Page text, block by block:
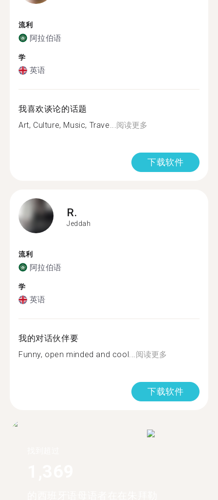
流利
阿拉伯语
学
英语
我喜欢谈论的话题
Art, Culture, Music, Trave...阅读更多
下载软件
R.
Jeddah
流利
阿拉伯语
学
英语
我的对话伙伴要
Funny, open minded and cool...阅读更多
下载软件